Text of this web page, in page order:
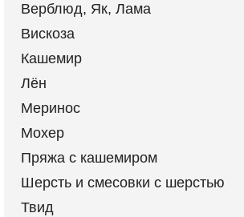
Верблюд, Як, Лама
Вискоза
Кашемир
Лён
Меринос
Мохер
Пряжа с кашемиром
Шерсть и смесовки с шерстью
Твид